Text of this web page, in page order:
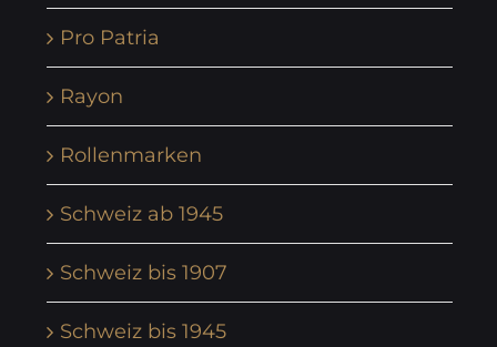
Pro Patria
Rayon
Rollenmarken
Schweiz ab 1945
Schweiz bis 1907
Schweiz bis 1945